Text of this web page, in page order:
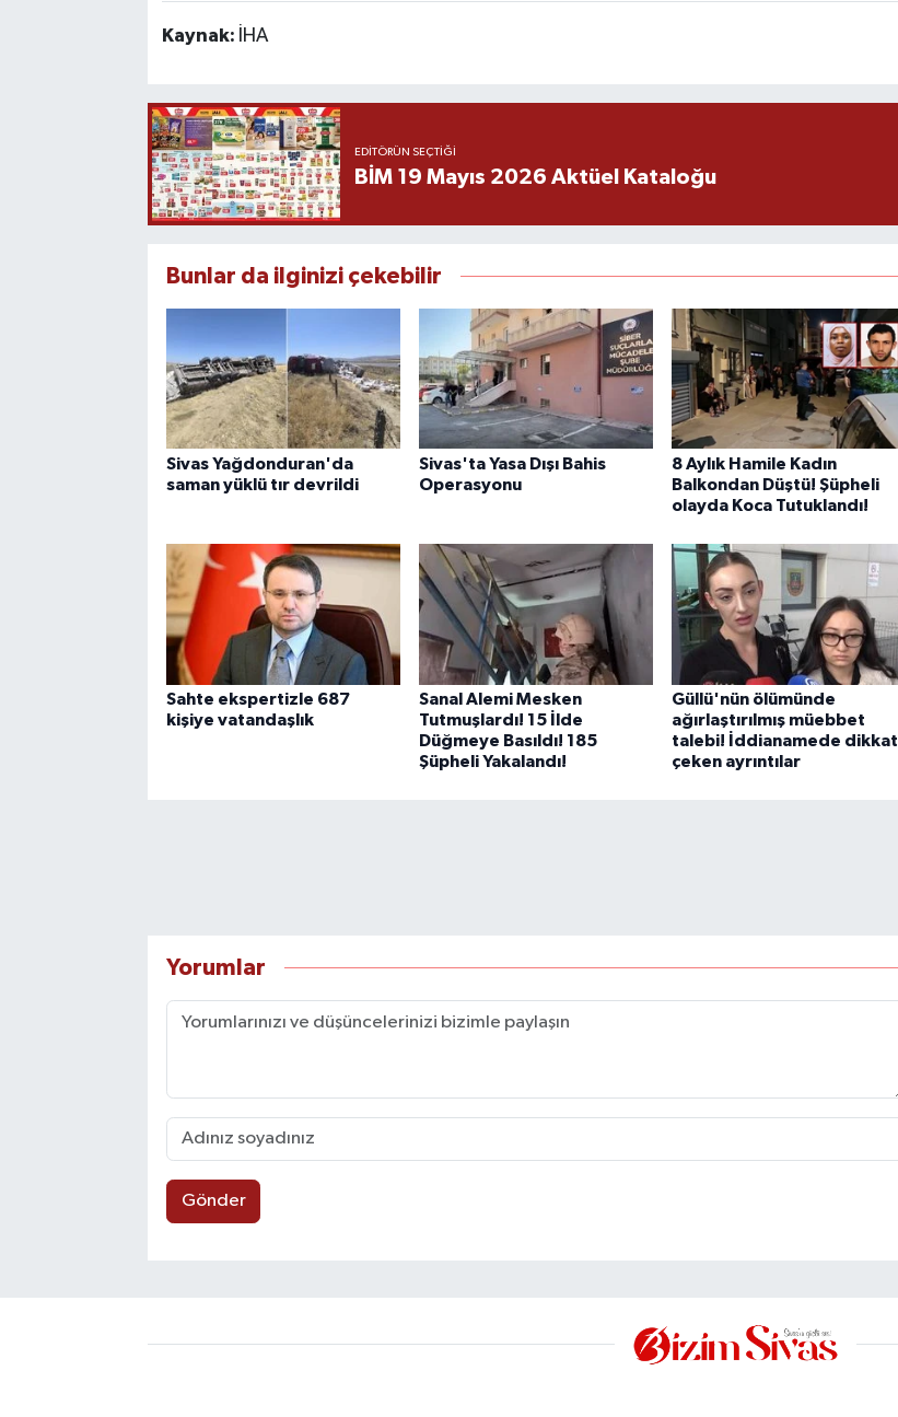
Kaynak: İHA
EDITÖRÜN SEÇTIĞI
BİM 19 Mayıs 2026 Aktüel Kataloğu
Bunlar da ilginizi çekebilir
Sivas Yağdonduran'da
saman yüklü tır devrildi
Sivas'ta Yasa Dışı Bahis
Operasyonu
8 Aylık Hamile Kadın
Balkondan Düştü! Şüpheli
olayda Koca Tutuklandı!
Sahte ekspertizle 687
kişiye vatandaşlık
Sanal Alemi Mesken
Tutmuşlardı! 15 İlde
Düğmeye Basıldı! 185
Şüpheli Yakalandı!
Güllü'nün ölümünde
ağırlaştırılmış müebbet
talebi! İddianamede dikkat
çeken ayrıntılar
Yorumlar
Gönder